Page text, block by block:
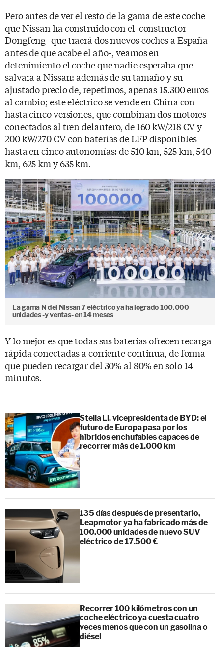
Pero antes de ver el resto de la gama de este coche
que Nissan ha construido con el constructor
Dongfeng -que traerá dos nuevos coches a España
antes de que acabe el año-, veamos en
detenimiento el coche que nadie esperaba que
salvara a Nissan: además de su tamaño y su
ajustado precio de, repetimos, apenas 15.300 euros
al cambio; este eléctrico se vende en China con
hasta cinco versiones, que combinan dos motores
conectados al tren delantero, de 160 kW/218 CV y
200 kW/270 CV con baterías de LFP disponibles
hasta en cinco autonomías: de 510 km, 525 km, 540
km, 625 km y 635 km.
La gama N del Nissan 7 eléctrico ya ha logrado 100.000
unidades -y ventas- en 14 meses
Y lo mejor es que todas sus baterías ofrecen recarga
rápida conectadas a corriente continua, de forma
que pueden recargar del 30% al 80% en solo 14
minutos.
Stella Li, vicepresidenta de BYD: el
futuro de Europa pasa por los
híbridos enchufables capaces de
recorrer más de 1.000 km
135 días después de presentarlo,
Leapmotor ya ha fabricado más de
100.000 unidades de nuevo SUV
eléctrico de 17.500 €
Recorrer 100 kilómetros con un
coche eléctrico ya cuesta cuatro
veces menos que con un gasolina o
diésel